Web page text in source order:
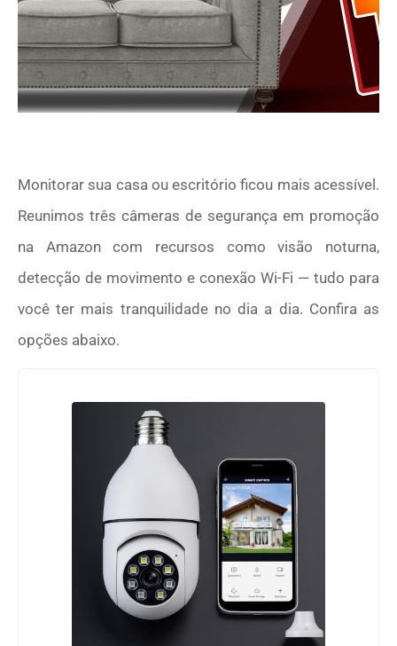
Monitorar sua casa ou escritório ficou mais acessível.
Reunimos três câmeras de segurança em promoção
na Amazon com recursos como visão noturna,
detecção de movimento e conexão Wi-Fi — tudo para
você ter mais tranquilidade no dia a dia. Confira as
opções abaixo.